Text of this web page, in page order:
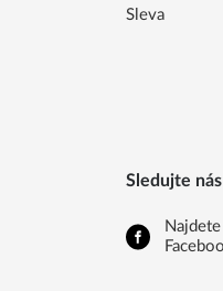
Sleva
Sledujte nás
Najdete